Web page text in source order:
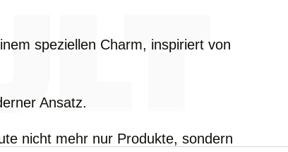
speziellen Charm, inspiriert von
Ansatz.
nicht mehr nur Produkte, sondern